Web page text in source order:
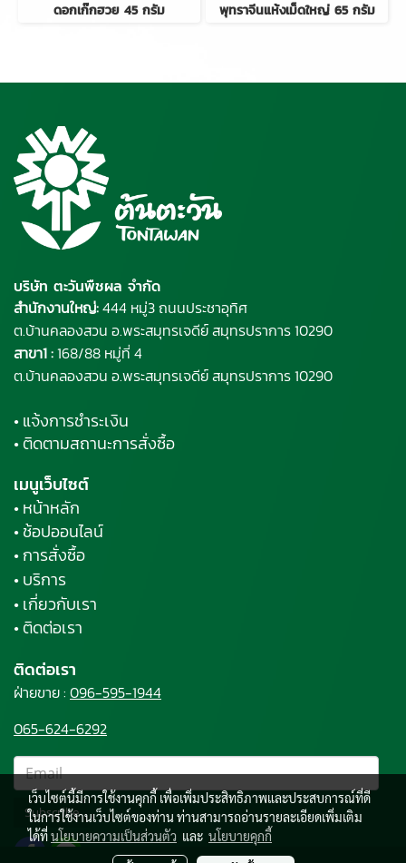
ดอกเก๊กฮวย 45 กรัม พุทราจีนแห้งเม็ดใหญ่ 65 กรัม
บริษัท ตะวันพืชผล จำกัด
สำนักงานใหญ่:444 หมู่3 ถนนประชาอุทิศ
ต.บ้านคลองสวน อ.พระสมุทรเจดีย์สมุทรปราการ 10290
สาขา1 :168/88 หมู่ที่ 4
ต.บ้านคลองสวน อ.พระสมุทรเจดีย์ สมุทรปราการ 10290
• แจ้งการชำระเงิน
• ติดตามสถานะการสั่งซื้อ
เมนูเว็บไซต์
• หน้าหลัก
• ช้อปออนไลน์
• การสั่งซื้อ
• บริการ
• เกี่ยวกับเรา
• ติดต่อเรา
ติดต่อเรา
ฝ่ายขาย : 096-595-1944
065-624-6292
Subscribe
เว็บไซต์นี้มีการใช้งานคุกกี้ เพื่อเพิ่มประสิทธิภาพและประสบการณ์ที่ดี
ในการใช้งานเว็บไซต์ของท่าน ท่านสามารถอ่านรายละเอียดเพิ่มเติม
ได้ที่นโยบายความเป็นส่วนตัว และ นโยบายคุกกี้